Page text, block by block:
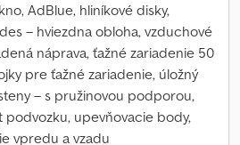
AdBlue, hliníkové disky,
– hviezdna obloha, vzduchové
náprava, ťažné zariadenie 50
pre ťažné zariadenie, úložný
– s pružinovou podporou,
upevňovacie body,
vpredu a vzadu